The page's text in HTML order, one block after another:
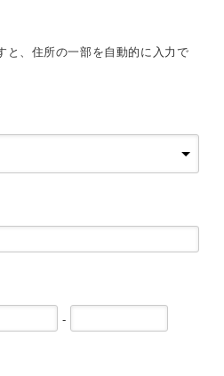
と、住所の一部を自動的に入力で
-